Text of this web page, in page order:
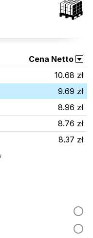
Cena Netto
10.68 zł
9.69 zł
8.96 zł
8.76 zł
8.37 zł